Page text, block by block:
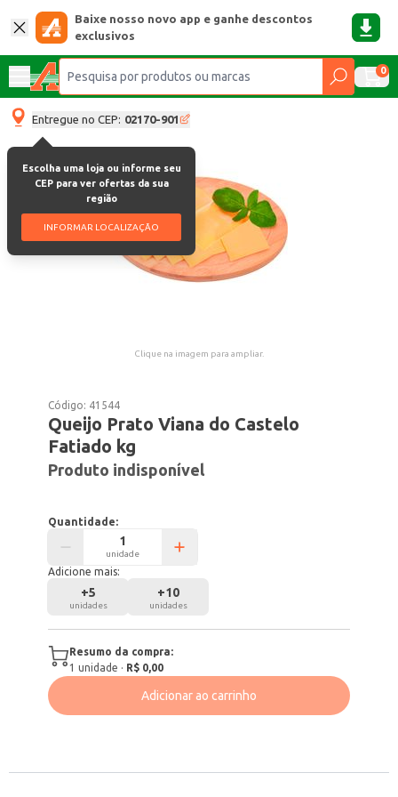
Baixe nosso novo app e ganhe descontos
exclusivos
0
Entregue no CEP: 02170-901
Escolha uma loja ou informe seu
CEP para ver ofertas da sua
região
INFORMAR LOCALIZAÇÃO
Clique na imagem para ampliar.
Código: 41544
Queijo Prato Viana do Castelo
Fatiado kg
Produto indisponível
Quantidade:
unidade
Adicione mais:
+5
unidades
+10
unidades
Resumo da compra:
1 unidade · R$ 0,00
Adicionar ao carrinho